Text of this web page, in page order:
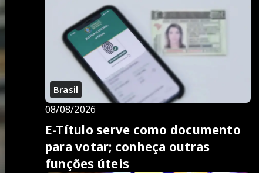
Brasil
08/08/2026
E-Título serve como documento
para votar; conheça outras
funções úteis